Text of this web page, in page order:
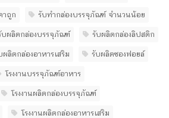
าถูก รับทํากล่องบรรจุภัณฑ์ จํานวนน้อย
บผลิตกล่องบรรจุภัณฑ์ รับผลิตกล่องลิปสติก
ผลิตกล่องอาหารเสริม รับผลิตซองฟอยล์
โรงงานบรรจุภัณฑ์อาหาร
โรงงานผลิตกล่องบรรจุภัณฑ์
โรงงานผลิตกล่องอาหารเสริม